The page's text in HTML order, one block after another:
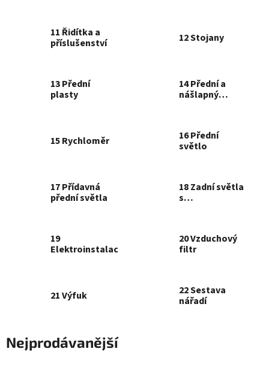
11 Řidítka a
příslušenství
12 Stojany
13 Přední
plasty
14 Přední a
nášlapný
15 Rychloměr
16 Přední
světlo
17 Přídavná
přední světla
18 Zadní světla
s
19
Elektroinstalace
20 Vzduchový
filtr
21 Výfuk
22 Sestava
nářadí
Nejprodávanější